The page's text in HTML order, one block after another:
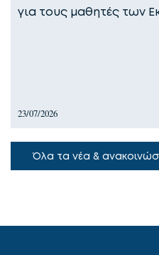
για τους μαθητές των
23/07/2026
Όλα τα νέα &